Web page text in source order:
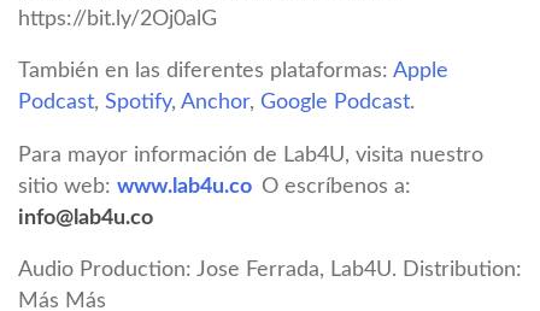
https://bit.ly/2Oj0alG
También en las diferentes plataformas: Apple
Podcast, Spotify, Anchor, Google Podcast.
Para mayor información de Lab4U, visita nuestro
sitio web: www.lab4u.co O escríbenos a:
info@lab4u.co
Audio Production: Jose Ferrada, Lab4U. Distribution:
Más Más